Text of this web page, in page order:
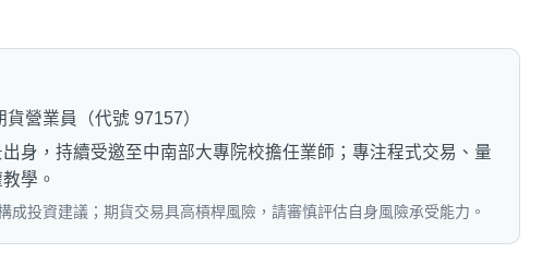
營業員（代號 97157）
身，持續受邀至中南部大專院校擔任業師；專注程式交易、量
學。
成投資建議；期貨交易具高槓桿風險，請審慎評估自身風險承受能力。